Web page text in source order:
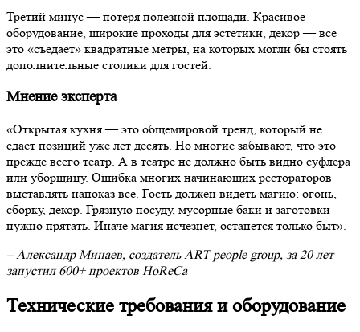
Третий минус — потеря полезной площади. Красивое
оборудование, широкие проходы для эстетики, декор — все
это «съедает» квадратные метры, на которых могли бы стоять
дополнительные столики для гостей.
Мнение эксперта
«Открытая кухня — это общемировой тренд, который не
сдает позиций уже лет десять. Но многие забывают, что это
прежде всего театр. А в театре не должно быть видно суфлера
или уборщицу. Ошибка многих начинающих рестораторов —
выставлять напоказ всё. Гость должен видеть магию: огонь,
сборку, декор. Грязную посуду, мусорные баки и заготовки
нужно прятать. Иначе магия исчезнет, останется только быт».
– Александр Минаев, создатель ART people group, за 20 лет
запустил 600+ проектов HoReCa
Технические требования и оборудование